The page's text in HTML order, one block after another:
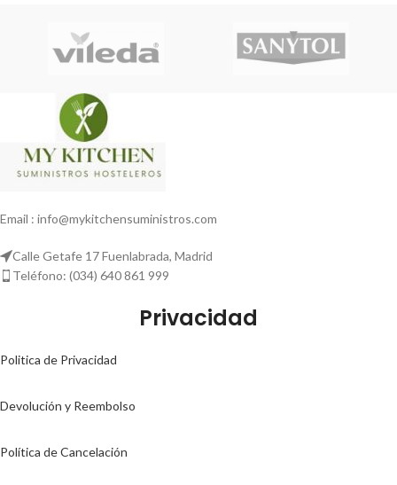
Email : info@mykitchensuministros.com
Calle Getafe 17 Fuenlabrada, Madrid
Teléfono: (034) 640 861 999
Privacidad
Politica de Privacidad
Devolución y Reembolso
Política de Cancelación